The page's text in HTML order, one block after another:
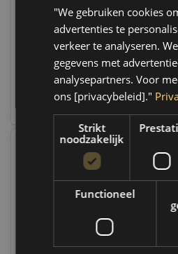
Op voorraad
Op werkdagen voor 14.00
uur besteld, dezelfde dag
verzonden. Boven de 50,-
gratis verzending. (NL & BE)
"We gebruiken cookies
advertenties te
verkeer te analyseren.
gegevens met
analysepartners. Voor
ons [privacybeleid]."
Strikt
noodzakelijk
Functioneel